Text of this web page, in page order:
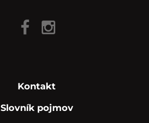
Kontakt
Slovník pojmov